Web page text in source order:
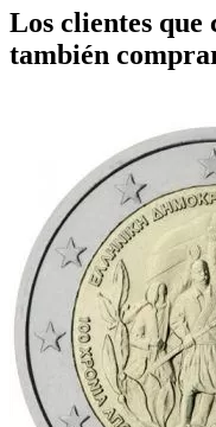
Los clientes
también